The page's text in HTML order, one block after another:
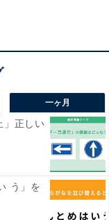
一ヶ月
」正しい
う」を